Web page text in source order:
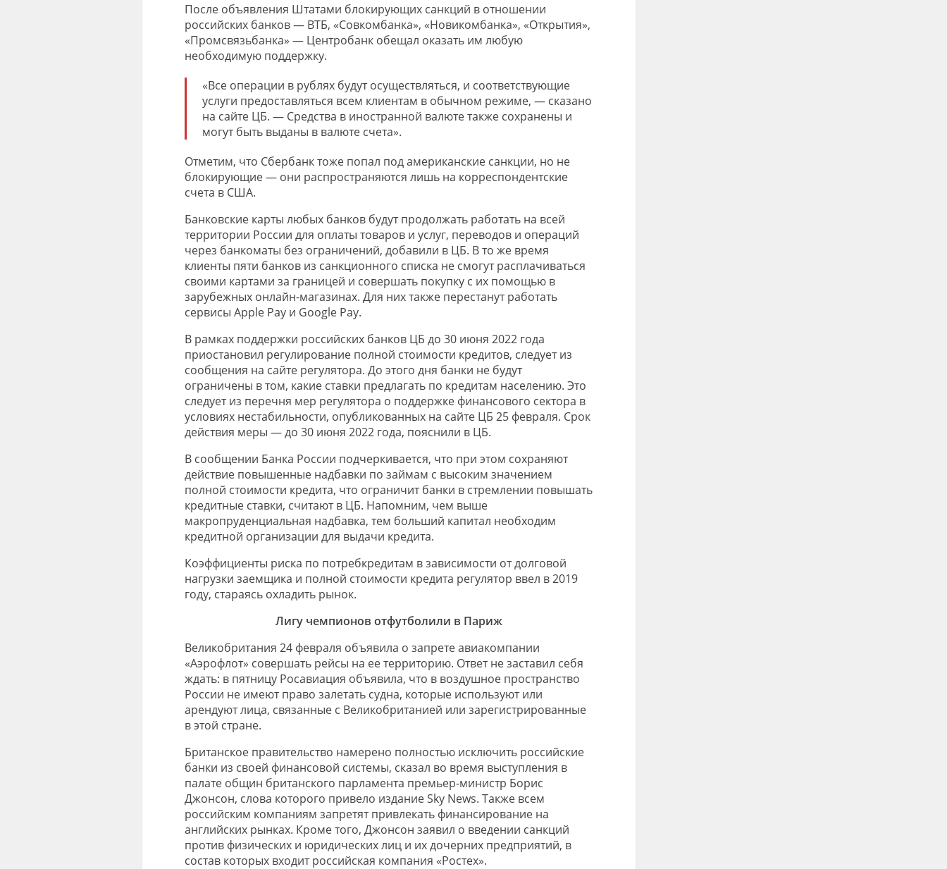
После объявления Штатами блокирующих санкций в отношении
российских банков — ВТБ, «Совкомбанка», «Новикомбанка», «Открытия»,
«Промсвязьбанка» — Центробанк обещал оказать им любую
необходимую поддержку.
«Все операции в рублях будут осуществляться, и соответствующие
услуги предоставляться всем клиентам в обычном режиме, — сказано
на сайте ЦБ. — Средства в иностранной валюте также сохранены и
могут быть выданы в валюте счета».
Отметим, что Сбербанк тоже попал под американские санкции, но не
блокирующие — они распространяются лишь на корреспондентские
счета в США.
Банковские карты любых банков будут продолжать работать на всей
территории России для оплаты товаров и услуг, переводов и операций
через банкоматы без ограничений, добавили в ЦБ. В то же время
клиенты пяти банков из санкционного списка не смогут расплачиваться
своими картами за границей и совершать покупку с их помощью в
зарубежных онлайн-магазинах. Для них также перестанут работать
сервисы Apple Pay и Google Pay.
В рамках поддержки российских банков ЦБ до 30 июня 2022 года
приостановил регулирование полной стоимости кредитов, следует из
сообщения на сайте регулятора. До этого дня банки не будут
ограничены в том, какие ставки предлагать по кредитам населению. Это
следует из перечня мер регулятора о поддержке финансового сектора в
условиях нестабильности, опубликованных на сайте ЦБ 25 февраля. Срок
действия меры — до 30 июня 2022 года, пояснили в ЦБ.
В сообщении Банка России подчеркивается, что при этом сохраняют
действие повышенные надбавки по займам с высоким значением
полной стоимости кредита, что ограничит банки в стремлении повышать
кредитные ставки, считают в ЦБ. Напомним, чем выше
макропруденциальная надбавка, тем больший капитал необходим
кредитной организации для выдачи кредита.
Коэффициенты риска по потребкредитам в зависимости от долговой
нагрузки заемщика и полной стоимости кредита регулятор ввел в 2019
году, стараясь охладить рынок.
Лигу чемпионов отфутболили в Париж
Великобритания 24 февраля объявила о запрете авиакомпании
«Аэрофлот» совершать рейсы на ее территорию. Ответ не заставил себя
ждать: в пятницу Росавиация объявила, что в воздушное пространство
России не имеют право залетать судна, которые используют или
арендуют лица, связанные с Великобританией или зарегистрированные
в этой стране.
Британское правительство намерено полностью исключить российские
банки из своей финансовой системы, сказал во время выступления в
палате общин британского парламента премьер-министр Борис
Джонсон, слова которого привело издание Sky News. Также всем
российским компаниям запретят привлекать финансирование на
английских рынках. Кроме того, Джонсон заявил о введении санкций
против физических и юридических лиц и их дочерних предприятий, в
состав которых входит российская компания «Ростех».